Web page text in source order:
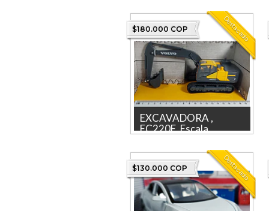
MAGNIFICOS Marca:
GREENLIGHT La tienda más
grande en linea...
$180.000 COP Destacado
EXCAVADORA ,
EC220E ,Escala...
,Escala 1/50, MARCA
BURAGO La tienda mas
grande en lÍnea ...
$130.000 COP Destacado